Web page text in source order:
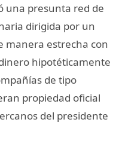
una presunta red de
dirigida por un
manera estrecha con
hipotéticamente
de tipo
propiedad oficial
del presidente